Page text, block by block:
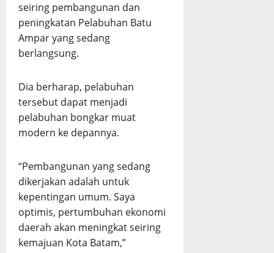
seiring pembangunan dan
peningkatan Pelabuhan Batu
Ampar yang sedang
berlangsung.
Dia berharap, pelabuhan
tersebut dapat menjadi
pelabuhan bongkar muat
modern ke depannya.
“Pembangunan yang sedang
dikerjakan adalah untuk
kepentingan umum. Saya
optimis, pertumbuhan ekonomi
daerah akan meningkat seiring
kemajuan Kota Batam,”